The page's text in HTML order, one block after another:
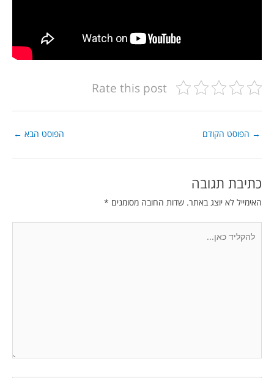
Rate this post
→ הפוסט הקודם הפוסט הבא ←
כתיבת תגובה
האימייל לא יוצג באתר. שדות החובה מסומנים *